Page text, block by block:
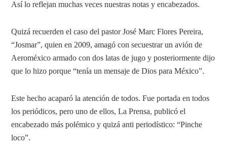
Así lo reflejan muchas veces nuestras notas y encabezados.
Quizá recuerden el caso del pastor José Marc Flores Pereira,
“Josmar”, quien en 2009, amagó con secuestrar un avión de
Aeroméxico armado con dos latas de jugo y posteriormente dijo
que lo hizo porque “tenía un mensaje de Dios para México”.
Este hecho acaparó la atención de todos. Fue portada en todos
los periódicos, pero uno de ellos, La Prensa, publicó el
encabezado más polémico y quizá anti periodístico: “Pinche
loco”.